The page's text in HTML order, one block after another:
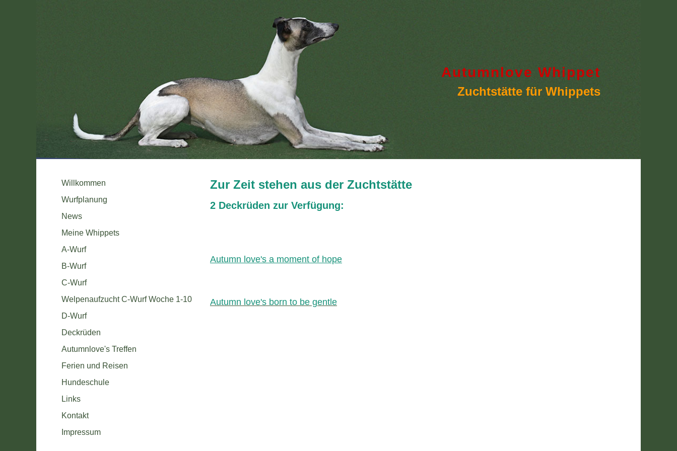
Autumnlove Whippet
Zuchtstätte für Whippets
Willkommen
Wurfplanung
News
Meine Whippets
A-Wurf
B-Wurf
C-Wurf
Welpenaufzucht C-Wurf Woche 1-10
D-Wurf
Deckrüden
Autumnlove's Treffen
Ferien und Reisen
Hundeschule
Links
Kontakt
Impressum
Zur Zeit stehen aus der Zuchtstätte
2 Deckrüden zur Verfügung:
Autumn love's a moment of hope
Autumn love's born to be gentle